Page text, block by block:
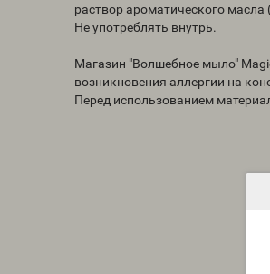
раствор ароматического масла
Не употреблять внутрь.
Магазин "Волшебное мыло"
возникновения аллергии на
Перед использованием